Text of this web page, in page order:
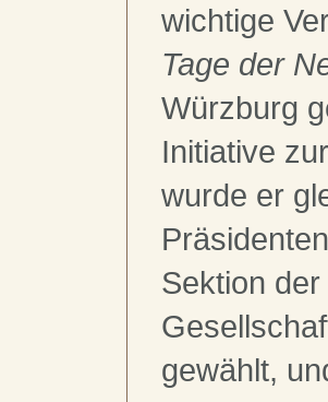
wichtige
Tage der
Würzburg
Initiative
wurde er
Sektion
gewählt,